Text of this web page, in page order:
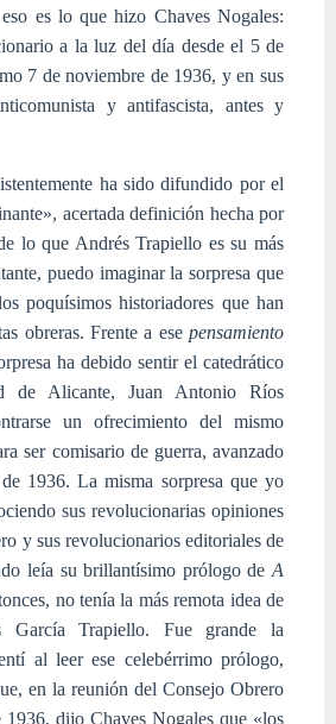
es lo que hizo Chaves Nogales:
a la luz del día desde el 5 de
7 de noviembre de 1936, y en sus
y antifascista, antes y
ha sido difundido por el
acertada definición hecha por
lo que Andrés Trapiello es su más
puedo imaginar la sorpresa que
poquísimos historiadores que han
obreras. Frente a ese pensamiento
ha debido sentir el catedrático
de Alicante, Juan Antonio Ríos
un ofrecimiento del mismo
ser comisario de guerra, avanzado
1936. La misma sorpresa que yo
sus revolucionarias opiniones
y sus revolucionarios editoriales de
leía su brillantísimo prólogo de A
no tenía la más remota idea de
García Trapiello. Fue grande la
al leer ese celebérrimo prólogo,
en la reunión del Consejo Obrero
1936, dijo Chaves Nogales que «los